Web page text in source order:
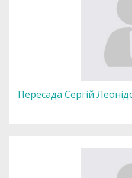
Пересада Сергій